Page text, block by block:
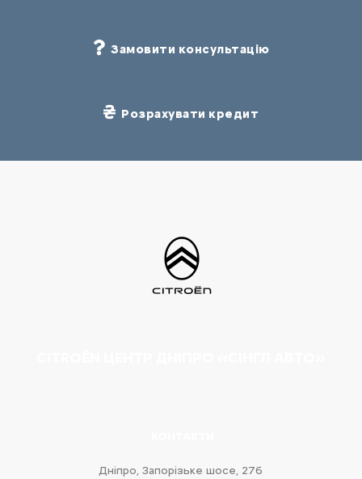
Замовити консультацію
Розрахувати кредит
Дніпро, Запорізьке шосе, 27б